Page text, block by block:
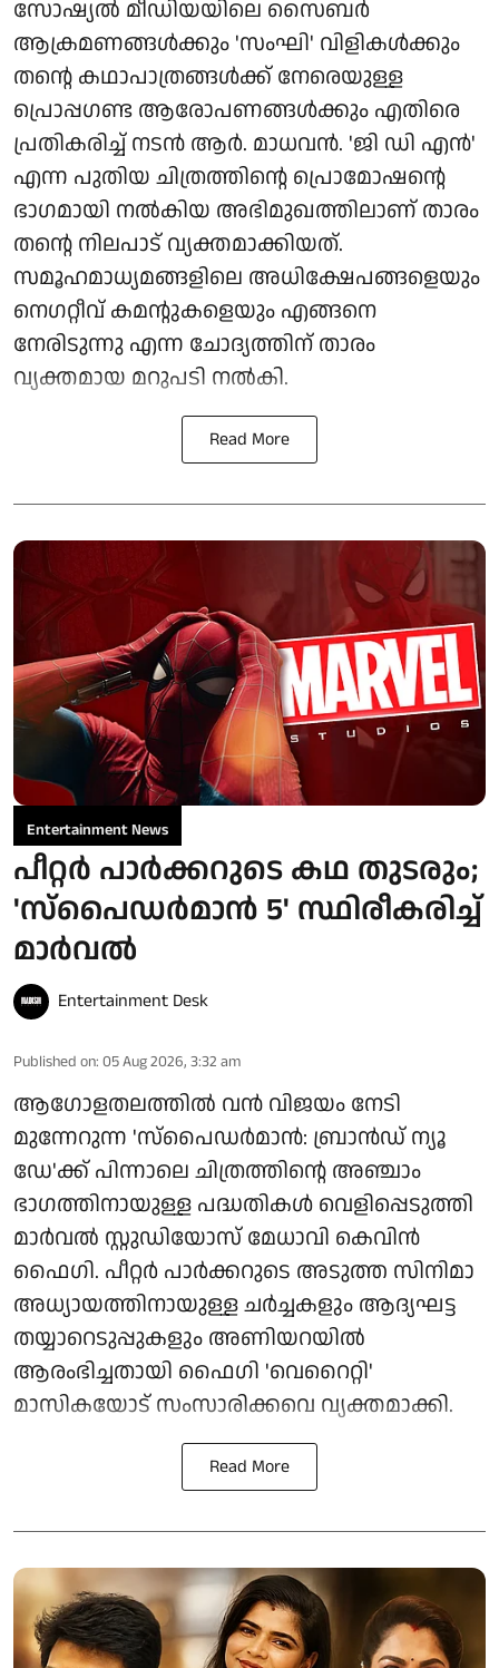
സോഷ്യൽ മീഡിയയിലെ സൈബർ
ആക്രമണങ്ങൾക്കും 'സംഘി' വിളികൾക്കും
തന്റെ കഥാപാത്രങ്ങൾക്ക് നേരെയുള്ള
പ്രൊപ്പഗണ്ട ആരോപണങ്ങൾക്കും എതിരെ
പ്രതികരിച്ച് നടൻ ആർ. മാധവൻ. 'ജി ഡി എൻ'
എന്ന പുതിയ ചിത്രത്തിന്റെ പ്രൊമോഷന്റെ
ഭാഗമായി നൽകിയ അഭിമുഖത്തിലാണ് താരം
തന്റെ നിലപാട് വ്യക്തമാക്കിയത്.
സമൂഹമാധ്യമങ്ങളിലെ അധിക്ഷേപങ്ങളെയും
നെഗറ്റീവ് കമന്റുകളെയും എങ്ങനെ
നേരിടുന്നു എന്ന ചോദ്യത്തിന് താരം
വ്യക്തമായ മറുപടി നൽകി.
Read More
Entertainment News
പീറ്റർ പാർക്കറുടെ കഥ തുടരും;
'സ്‌പൈഡർമാൻ 5' സ്ഥിരീകരിച്ച്
മാർവൽ
Entertainment Desk
Published on: 05 Aug 2026, 3:32 am
ആഗോളതലത്തിൽ വൻ വിജയം നേടി
മുന്നേറുന്ന 'സ്‌പൈഡർമാൻ: ബ്രാൻഡ് ന്യൂ
ഡേ'ക്ക് പിന്നാലെ ചിത്രത്തിന്റെ അഞ്ചാം
ഭാഗത്തിനായുള്ള പദ്ധതികൾ വെളിപ്പെടുത്തി
മാർവൽ സ്റ്റുഡിയോസ് മേധാവി കെവിൻ
ഫൈഗി. പീറ്റർ പാർക്കറുടെ അടുത്ത സിനിമാ
അധ്യായത്തിനായുള്ള ചർച്ചകളും ആദ്യഘട്ട
തയ്യാറെടുപ്പുകളും അണിയറയിൽ
ആരംഭിച്ചതായി ഫൈഗി 'വെറൈറ്റി'
മാസികയോട് സംസാരിക്കവെ വ്യക്തമാക്കി.
Read More